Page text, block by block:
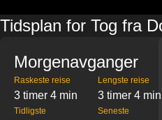
Tidsplan for Tog fra
Morgenavganger
Raskeste reise
3 timer 4 min
Lengste reise
3 timer 4 min
Tidligste Seneste